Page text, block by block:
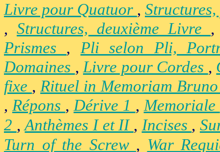
Livre pour Quatuor ,
, Structures, deuxième Livre
Prismes , Pli selon Pli,
Domaines ,Livre pour Cordes ,
fixe , Rituel in Memoriam
, Répons ,Dérive 1 ,Memoriale
2 ,Anthèmes I et II , Incises ,
Turn of the Screw , War